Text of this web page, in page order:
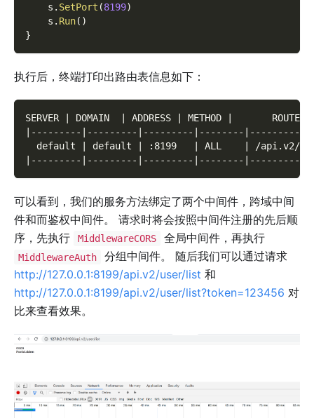
    s
. SetPort (8199)
    s
. Run( )
}
执行后，终端打印出路由表信息如下：
SERVER | DOMAIN  | ADDRESS | METHOD |
|---------|---------|---------|--------
default | default | :8199   | ALL    | /api.v2/
|---------|---------|---------|--------
可以看到，我们的服务方法绑定了两个中间件，跨域中间
件和而鉴权中间件。 请求时将会按照中间件注册的先后顺
序，先执行
MiddlewareCORS 全局中间件，再执行
MiddlewareAuth
分组中间件。 随后我们可以通过请求
http://127.0.0.1:8199/api.v2/user/list 和
http://127.0.0.1:8199/api.v2/user/list?token=123456 对
比来查看效果。